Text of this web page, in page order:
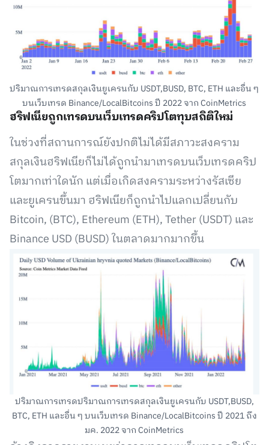
ปริมาณการเทรดสกุลเงินยูเครนกับ USDT,BUSD, BTC, ETH และอื่น ๆ
บนเว็บเทรด Binance/LocalBitcoins ปี 2022 จาก CoinMetrics
ฮริฟเนียถูกเทรดบนเว็บเทรดคริปโตทุบสถิติใหม่
ในช่วงที่สถานการณ์ยังปกติไม่ได้มีสภาวะสงคราม
สกุลเงินฮริฟเนียก็ไม่ได้ถูกนำมาเทรดบนเว็บเทรดคริป
โตมากเท่าใดนัก แต่เมื่อเกิดสงครามระหว่างรัสเซีย
และยูเครนขึ้นมา ฮริฟเนียก็ถูกนำไปแลกเปลี่ยนกับ
Bitcoin, (BTC), Ethereum (ETH), Tether (USDT) และ
Binance USD (BUSD) ในตลาดมากมากขึ้น
ปริมาณการเทรดปริมาณการเทรดสกุลเงินยูเครนกับ USDT,BUSD,
BTC, ETH และอื่น ๆ บนเว็บเทรด Binance/LocalBitcoins ปี 2021 ถึง
มค. 2022 จาก CoinMetrics